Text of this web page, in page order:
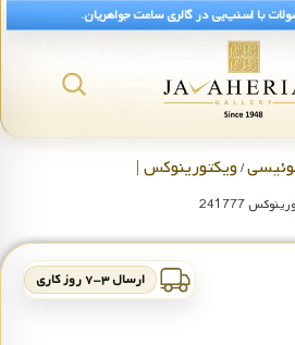
با اسنپ‌پی در گالری ساعت جواهریان.
/ویکتورینوکس |
241777
ارسال ۳-۷ روز کاری